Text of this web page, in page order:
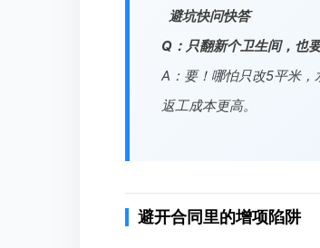
避坑快问快答
Q：只翻新个卫生间，也
A：要！哪怕只改5平米
返工成本更高。
避开合同里的增项陷阱